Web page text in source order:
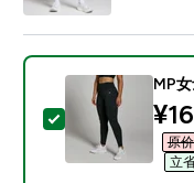
Select this
MP
原
立